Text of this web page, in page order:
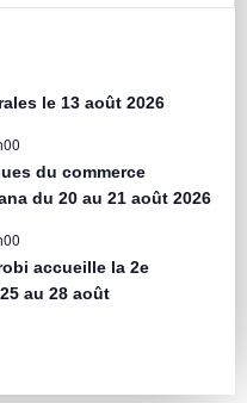
le 13 août 2026
du commerce
du 20 au 21 août 2026
accueille la 2e
au 28 août